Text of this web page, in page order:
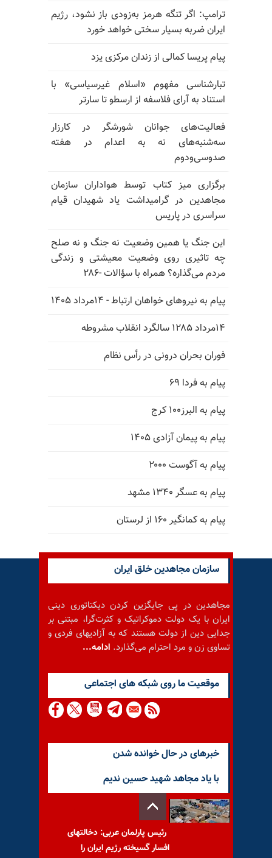
ترامپ: اگر تنگه هرمز به‌زودی باز نشود، رژیم
ایران ضربه بسیار سختی خواهد خورد
پیام پریسا کمالی از زندان مرکزی یزد
تبارشناسی مفهوم «اسلام غیرسیاسی» با
استناد به آرای فلاسفه از ارسطو تا سارتر
فعالیت‌های جوانان شورشگر در کارزار
سه‌شنبه‌های نه به اعدام در هفته
صدوسی‌و‌دوم
برگزاری میز کتاب توسط هواداران سازمان
مجاهدین در گرامیداشت یاد شهیدان قیام
سراسری در پاریس
این جنگ یا همین وضعیت نه جنگ و نه صلح
چه تاثیری روی وضعیت معیشتی و زندگی
مردم می‌گذاره؟ همراه با سؤالات -۲۸۶
پیام به نیروهای خواهان ارتباط - ۱۴مرداد ۱۴۰۵
۱۴مرداد ۱۲۸۵ سالگرد انقلاب مشروطه
فوران بحران درونی در رأس نظام
پیام به فردا ۶۹
پیام به البرز۱۰۰ کرج
پیام به پیمان آزادی ۱۴۰۵
پیام به آگوست ۲۰۰۰
پیام به عسگر ۱۳۴۰ مشهد
پیام به کمانگیر ۱۶۰ از لرستان
سازمان مجاهدین خلق ایران
مجاهدین در پی جایگزین کردن دیکتاتوری دینی
ایران با یک دولت دموکراتیک و کثرت‌گرا، مبتنی بر
جدایی دین از دولت هستند که به آزادیهای فردی و
تساوی زن و مرد احترام می‌گذارد. ادامه...
موقعيت ما روى شبكه هاى اجتماعى
خبرهای در حال خوانده شدن
با یاد مجاهد شهید حسین ندیم
رئیس پارلمان عربی: دخالتهای
افسار گسیخته رژیم ایران را